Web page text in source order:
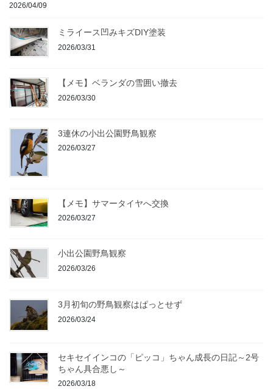
2026/04/09
ミライース凹みキズDIY塗装
2026/03/31
【メモ】ベランダの雪囲い撤去
2026/03/30
3連休の小出公園野鳥観察
2026/03/27
【メモ】サマータイヤへ交換
2026/03/27
小出公園野鳥観察
2026/03/26
3月初旬の野鳥観察はぱっとせず
2026/03/24
セキセイインコの「ピッコ」ちゃん成長の日記～2号
ちゃん具合悪し～
2026/03/18